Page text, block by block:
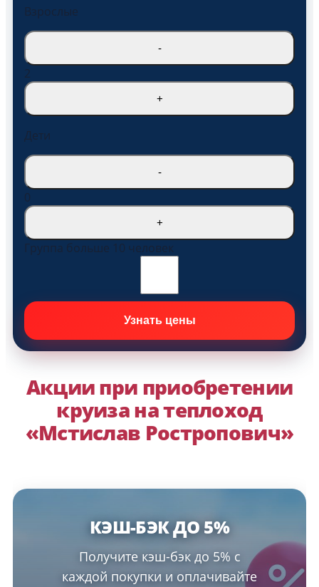
Взрослые
-
2
+
Дети
-
0
+
Группа больше 10 человек
Акции при приобретении
круиза на теплоход
«Мстислав Ростропович»
КЭШ-БЭК ДО 5%
Получите кэш-бэк до 5% с
каждой покупки и оплачивайте